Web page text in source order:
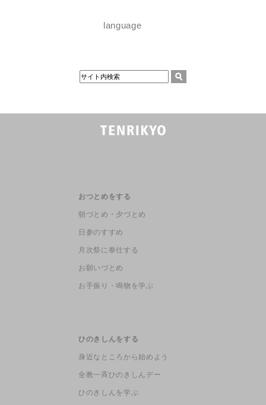
language
おつとめをする
朝づとめ・夕づとめ
日参のすすめ
月次祭に奉仕する
お願いづとめ
お手振り・鳴物を学ぶ
ひのきしんをする
身近なところから始めよう
全教一斉ひのきしんデー
ひのきしんを学ぶ